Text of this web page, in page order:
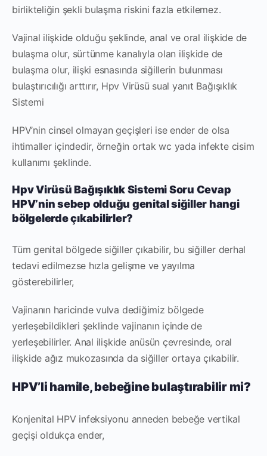
birlikteliğin şekli bulaşma riskini fazla etkilemez.
Vajinal ilişkide olduğu şeklinde, anal ve oral ilişkide de
bulaşma olur, sürtünme kanalıyla olan ilişkide de
bulaşma olur, ilişki esnasında siğillerin bulunması
bulaştırıcılığı arttırır, Hpv Virüsü sual yanıt Bağışıklık
Sistemi
HPV’nin cinsel olmayan geçişleri ise ender de olsa
ihtimaller içindedir, örneğin ortak wc yada infekte cisim
kullanımı şeklinde.
Hpv Virüsü Bağışıklık Sistemi Soru Cevap
HPV’nin sebep olduğu genital siğiller hangi
bölgelerde çıkabilirler?
Tüm genital bölgede siğiller çıkabilir, bu siğiller derhal
tedavi edilmezse hızla gelişme ve yayılma
gösterebilirler,
Vajinanın haricinde vulva dediğimiz bölgede
yerleşebildikleri şeklinde vajinanın içinde de
yerleşebilirler. Anal ilişkide anüsün çevresinde, oral
ilişkide ağız mukozasında da siğiller ortaya çıkabilir.
HPV’li hamile, bebeğine bulaştırabilir mi?
Konjenital HPV infeksiyonu anneden bebeğe vertikal
geçişi oldukça ender,